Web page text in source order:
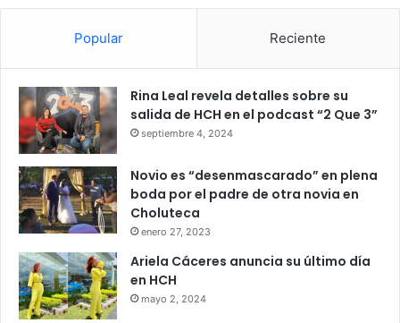
Popular Reciente
Rina Leal revela detalles sobre su
salida de HCH en el podcast “2 Que 3”
septiembre 4, 2024
Novio es “desenmascarado” en plena
boda por el padre de otra novia en
Choluteca
enero 27, 2023
Ariela Cáceres anuncia su último día
en HCH
mayo 2, 2024